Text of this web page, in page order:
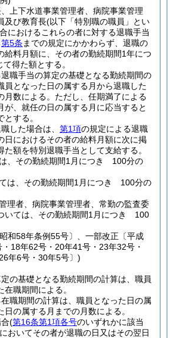
上下水道事業管理者、病院事業管理
及び教育長(以下「特別職の職員」とい
におけるこれらの者に対する退職手当
第5条 までの規定にかかわらず、退職の
給料月額に、その者の勤続期間1年につ
得た額とする。
職手当の算定の基礎となる勤続期間の
員となった日の属する月から退職した
数による。 ただし、任期満了による
が、就任の日の属する月に応当すると
する。
した場合は、 第1項の規定による退職
日におけるその者の給料月額に次に掲
た額を特別退職手当として支給する。
、その勤続期間1月につき 100分の
は、その勤続期間1月につき 100分の
理者、病院事業管理者、常勤の監査委
いては、その勤続期間1月につき 100
和58年条例55号〕、一部改正〔平成
18年62号・20年41号・23年32号・
年6号・30年5号〕)
の基礎となる勤続期間の計算は、職員
職期間による。
職期間の計算は、職員となった日の属
の属する月までの月数による。
(第16条第1項各号のいずれかに該当
においてその者が退職の日又はその翌日